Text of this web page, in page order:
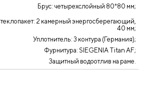
Брус: четырехслойный 80*80 мм;
2 камерный энергосберегающий,
40 мм;
Уплотнитель: 3 контура (Германия);
Фурнитура: SIEGENIA Titan AF;
Защитный водоотлив на раме.